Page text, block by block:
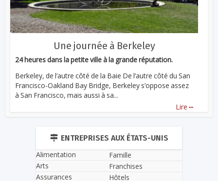
Une journée à Berkeley
24 heures dans la petite ville à la grande réputation.
Berkeley, de l’autre côté de la Baie De l’autre côté du San
Francisco-Oakland Bay Bridge, Berkeley s’oppose assez
à San Francisco, mais aussi à sa...
Lire ...
ENTREPRISES AUX ÉTATS-UNIS
Alimentation
Arts
Assurances
Famille
Franchises
Hôtels